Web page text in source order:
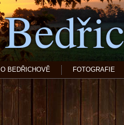
O BEDŘICHOVĚ FOTOGRAFIE